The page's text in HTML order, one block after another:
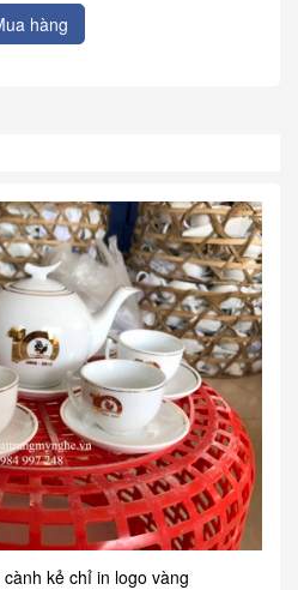
hàng
kẻ chỉ in logo vàng